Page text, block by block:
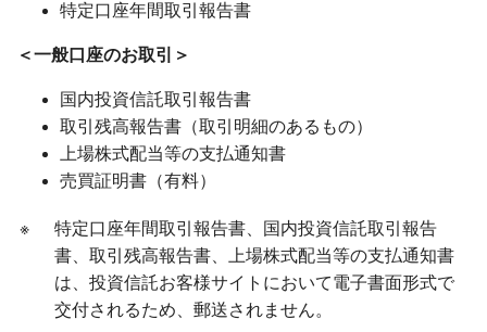
特定口座年間取引報告書
＜一般口座のお取引＞
国内投資信託取引報告書
取引残高報告書（取引明細のあるもの）
上場株式配当等の支払通知書
売買証明書（有料）
※
特定口座年間取引報告書、国内投資信託取引報告
書、取引残高報告書、上場株式配当等の支払通知書
は、投資信託お客様サイトにおいて電子書面形式で
交付されるため、郵送されません。